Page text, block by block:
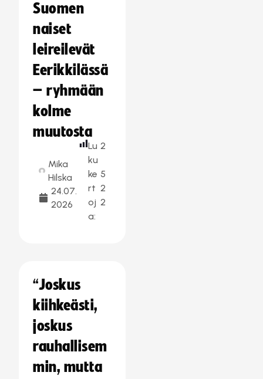
Suomen
naiset
leireilevät
Eerikkilässä
– ryhmään
kolme
muutosta
Mika
Hilska
24.07.
2026
Lu
ku
ke
rt
oj
a:
2
5
2
2
“Joskus
kiihkeästi,
joskus
rauhallisem
min, mutta